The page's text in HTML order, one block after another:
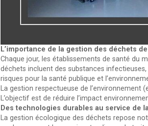
L’importance de la gestion des déchets
Chaque jour, les établissements de santé du
déchets incluent des substances
risques pour la santé publique et
La gestion respectueuse de
L’objectif est de réduire l’impact
Des technologies durables au service de
La gestion écologique des déchets repose